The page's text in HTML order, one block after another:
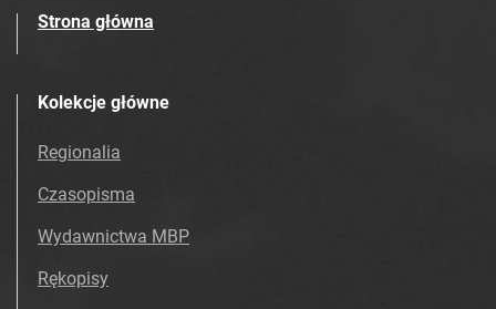
Strona główna
Kolekcje główne
Regionalia
Czasopisma
Wydawnictwa MBP
Rękopisy